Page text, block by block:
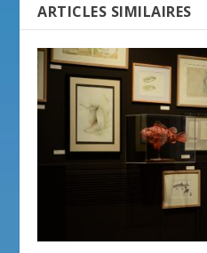
ARTICLES SIMILAIRES